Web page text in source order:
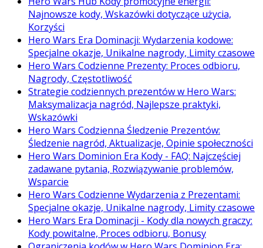
Najnowsze kody, Wskazówki dotyczące użycia,
Korzyści
Hero Wars Era Dominacji: Wydarzenia kodowe:
Specjalne okazje, Unikalne nagrody, Limity czasowe
Hero Wars Codzienne Prezenty: Proces odbioru,
Nagrody, Częstotliwość
Strategie codziennych prezentów w Hero Wars:
Maksymalizacja nagród, Najlepsze praktyki,
Wskazówki
Hero Wars Codzienna Śledzenie Prezentów:
Śledzenie nagród, Aktualizacje, Opinie społeczności
Hero Wars Dominion Era Kody - FAQ: Najczęściej
zadawane pytania, Rozwiązywanie problemów,
Wsparcie
Hero Wars Codzienne Wydarzenia z Prezentami:
Specjalne okazje, Unikalne nagrody, Limity czasowe
Hero Wars Era Dominacji - Kody dla nowych graczy:
Kody powitalne, Proces odbioru, Bonusy